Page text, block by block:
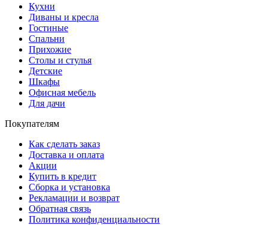
Кухни
Диваны и кресла
Гостиные
Спальни
Прихожие
Столы и стулья
Детские
Шкафы
Офисная мебель
Для дачи
Покупателям
Как сделать заказ
Доставка и оплата
Акции
Купить в кредит
Сборка и установка
Рекламации и возврат
Обратная связь
Политика конфиденциальности